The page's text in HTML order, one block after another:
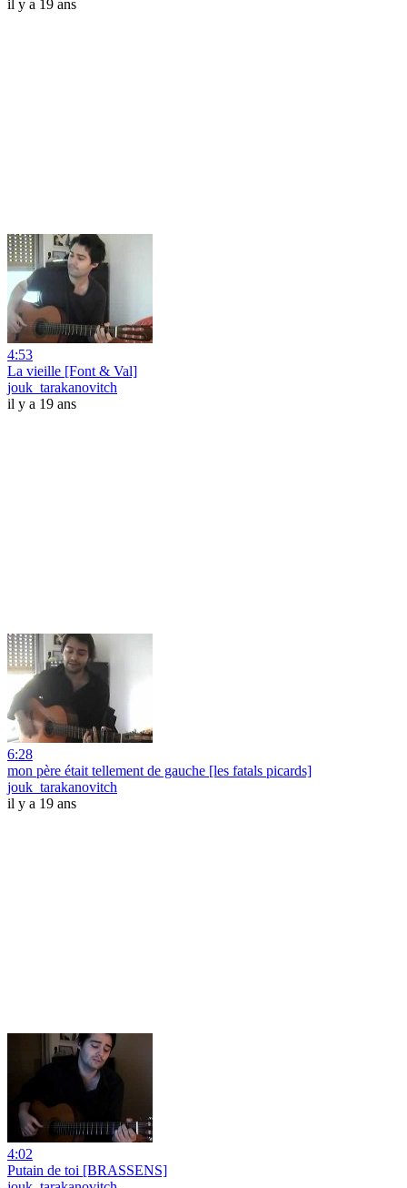
il y a 19 ans
4:53
La vieille [Font & Val]
jouk_tarakanovitch
il y a 19 ans
6:28
mon père était tellement de gauche [les fatals picards]
jouk_tarakanovitch
il y a 19 ans
4:02
Putain de toi [BRASSENS]